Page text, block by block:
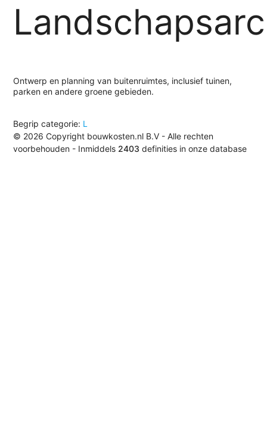
Ontwerp en planning van buitenruimtes, inclusief tuinen,
parken en andere groene gebieden.
Begrip categorie: L
© 2026 Copyright bouwkosten.nl B.V - Alle rechten
voorbehouden - Inmiddels 2403 definities in onze database